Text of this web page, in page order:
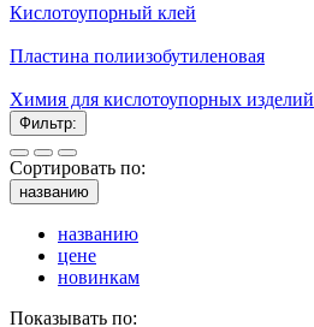
Кислотоупорный клей
Пластина полиизобутиленовая
Химия для кислотоупорных изделий
Фильтр:
Сортировать по:
названию
названию
цене
новинкам
Показывать по: